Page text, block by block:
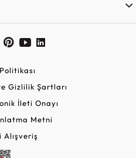
Gizlilik Şartları
İleti Onayı
Metni
Alışveriş